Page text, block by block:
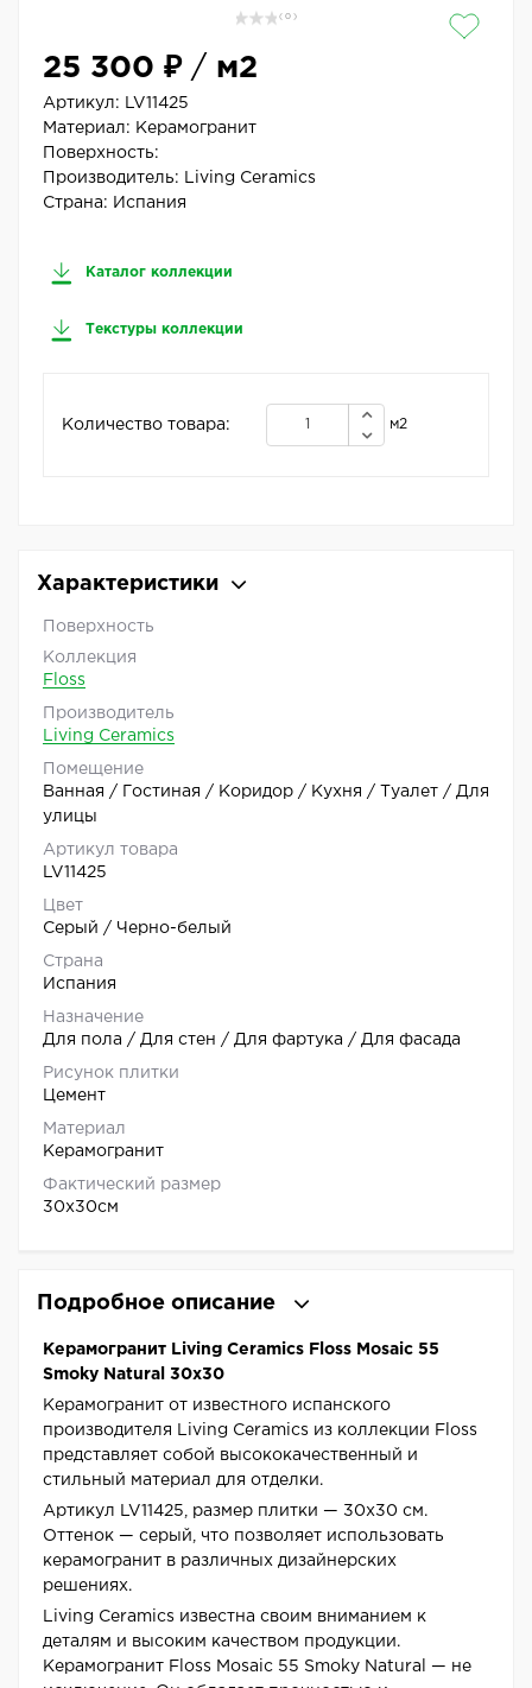
( 0 )
25 300 ₽/ м2
Артикул:
LV11425
Материал: Керамогранит
Поверхность:
Производитель:
Living Ceramics
Страна: Испания
Каталог коллекции
Текстуры коллекции
Количество товара: м2
Характеристики
Поверхность
Коллекция
Floss
Производитель
Living Ceramics
Помещение
Ванная / Гостиная / Коридор / Кухня / Туалет / Для
улицы
Артикул товара
LV11425
Цвет
Серый / Черно-белый
Страна
Испания
Назначение
Для пола / Для стен / Для фартука / Для фасада
Рисунок плитки
Цемент
Материал
Керамогранит
Фактический размер
30x30см
Подробное описание
Керамогранит Living Ceramics Floss Mosaic 55
Smoky Natural 30x30
Керамогранит от известного испанского
производителя Living Ceramics из коллекции Floss
представляет собой высококачественный и
стильный материал для отделки.
Артикул LV11425, размер плитки — 30x30 см.
Оттенок — серый, что позволяет использовать
керамогранит в различных дизайнерских
решениях.
Living Ceramics известна своим вниманием к
деталям и высоким качеством продукции.
Керамогранит Floss Mosaic 55 Smoky Natural — не